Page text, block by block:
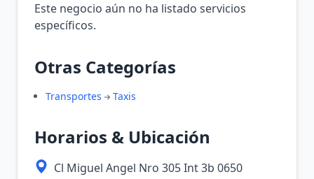
Este negocio aún no ha listado servicios
específicos.
Otras Categorías
Transportes Taxis
Horarios & Ubicación
Cl Miguel Angel Nro 305 Int 3b 0650